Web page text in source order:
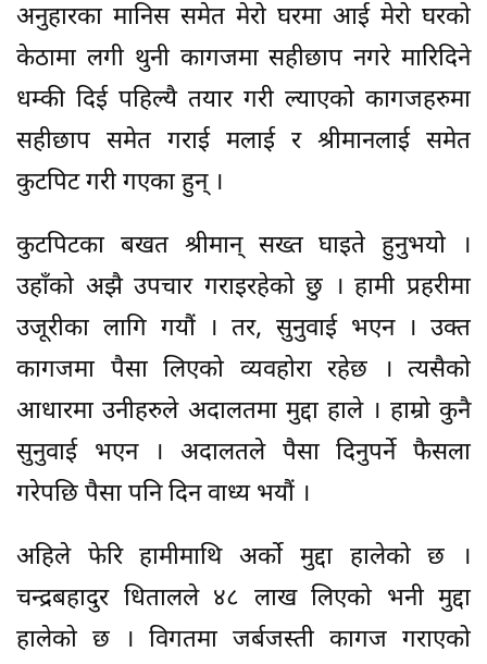
अनुहारका मानिस समेत मेरो घरमा आई मेरो घरको
केठामा लगी थुनी कागजमा सहीछाप नगरे मारिदिने
धम्की दिई पहिल्यै तयार गरी ल्याएको कागजहरुमा
सहीछाप समेत गराई मलाई र श्रीमानलाई समेत
कुटपिट गरी गएका हुन् ।
कुटपिटका बखत श्रीमान् सख्त घाइते हुनुभयो ।
उहाँको अझै उपचार गराइरहेको छु । हामी प्रहरीमा
उजूरीका लागि गयौं । तर, सुनुवाई भएन । उक्त
कागजमा पैसा लिएको व्यवहोरा रहेछ । त्यसैको
आधारमा उनीहरुले अदालतमा मुद्दा हाले । हाम्रो कुनै
सुनुवाई भएन । अदालतले पैसा दिनुपर्ने फैसला
गरेपछि पैसा पनि दिन वाध्य भयौं ।
अहिले फेरि हामीमाथि अर्को मुद्दा हालेको छ ।
चन्द्रबहादुर धितालले ४८ लाख लिएको भनी मुद्दा
हालेको छ । विगतमा जर्बजस्ती कागज गराएको